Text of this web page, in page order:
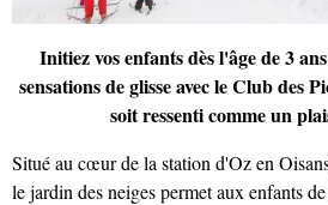
Initiez vos enfants dès l'âge de 3
sensations de glisse avec le Club des
soit ressenti comme un
Situé au cœur de la station d'Oz en
le jardin des neiges permet aux enfants